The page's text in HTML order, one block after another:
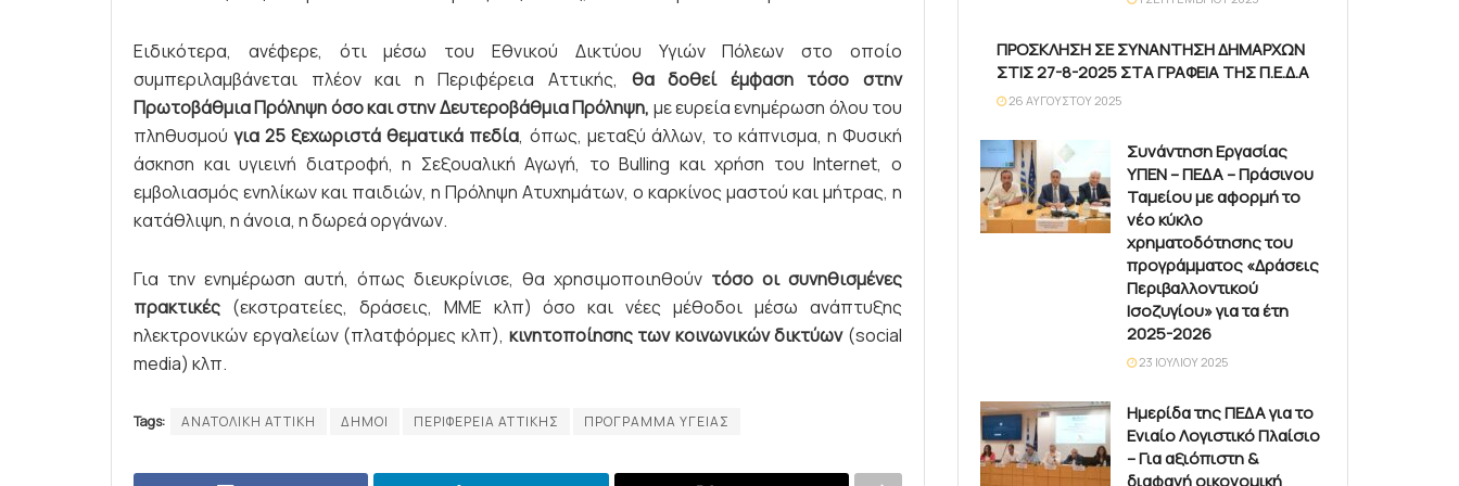
Ειδικότερα, ανέφερε, ότι μέσω του Εθνικού Δικτύου Υγιών Πόλεων στο οποίο
συμπεριλαμβάνεται πλέον και η Περιφέρεια Αττικής, θα δοθεί έμφαση τόσο στην
Πρωτοβάθμια Πρόληψη όσο και στην Δευτεροβάθμια Πρόληψη, με ευρεία ενημέρωση όλου του
πληθυσμούγια 25 ξεχωριστά θεματικά πεδία, όπως, μεταξύ άλλων, το κάπνισμα, η Φυσική
άσκηση και υγιεινή διατροφή, η Σεξουαλική Αγωγή, το Bulling και χρήση του Internet, ο
εμβολιασμός ενηλίκων και παιδιών, η Πρόληψη Ατυχημάτων, ο καρκίνος μαστού και μήτρας, η
κατάθλιψη, η άνοια, η δωρεά οργάνων.
Για την ενημέρωση αυτή, όπως διευκρίνισε, θα χρησιμοποιηθούν τόσο οι συνηθισμένες
πρακτικές (εκστρατείες, δράσεις, MME κλπ) όσο και νέες μέθοδοι μέσω ανάπτυξης
ηλεκτρονικών εργαλείων (πλατφόρμες κλπ), κινητοποίησης των κοινωνικών δικτύων(social
media) κλπ.
Tags: ΑΝΑΤΟΛΙΚΗ ΑΤΤΙΚΗ ΔΗΜΟΙ ΠΕΡΙΦΕΡΕΙΑ ΑΤΤΙΚΗΣ ΠΡΟΓΡΑΜΜΑ ΥΓΕΙΑΣ
ΠΡΟΣΚΛΗΣΗ ΣΕ ΣΥΝΑΝΤΗΣΗ ΔΗΜΑΡΧΩΝ
ΣΤΙΣ 27-8-2025 ΣΤΑ ΓΡΑΦΕΙΑ ΤΗΣ Π.Ε.Δ.Α
26 ΑΥΓΟΎΣΤΟΥ 2025
Συνάντηση Εργασίας
ΥΠΕΝ – ΠΕΔΑ – Πράσινου
Ταμείου με αφορμή το
νέο κύκλο
χρηματοδότησης του
προγράμματος «Δράσεις
Περιβαλλοντικού
Ισοζυγίου» για τα έτη
2025-2026
23 ΙΟΥΛΊΟΥ 2025
Ημερίδα της ΠΕΔΑ για το
Ενιαίο Λογιστικό Πλαίσιο
– Για αξιόπιστη &
διαφανή οικονομική